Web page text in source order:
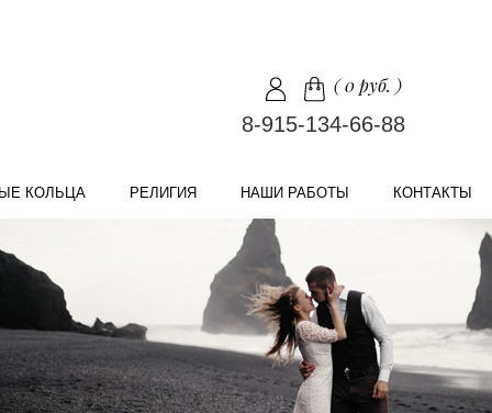
(0 руб. )
8-915-134-66-88
КОЛЬЦА РЕЛИГИЯ НАШИ РАБОТЫ КОНТАКТЫ